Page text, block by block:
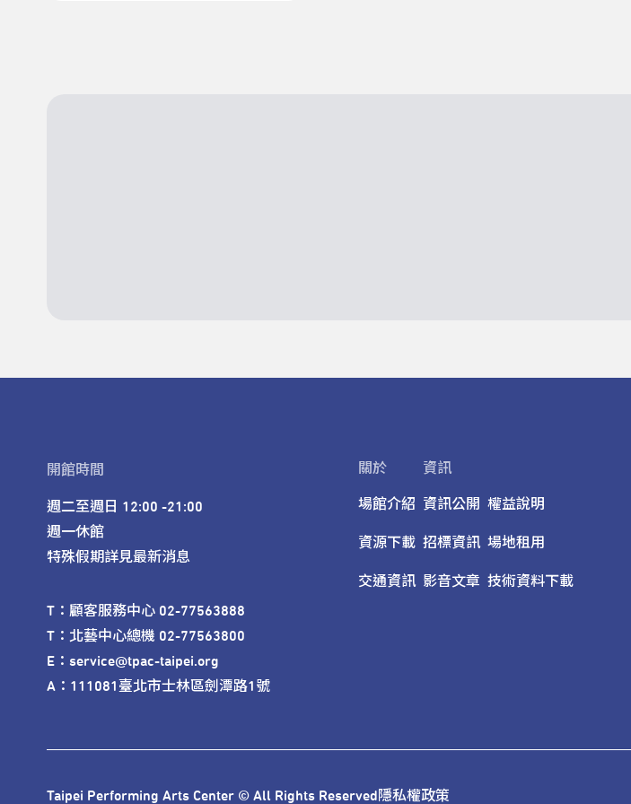
開館時間
週二至週日 12:00 -21:00
週一休館
特殊假期詳見最新消息
T：顧客服務中心 02-77563888
T：北藝中心總機 02-77563800
E：service@tpac-taipei.org
A：111081臺北市士林區劍潭路1號
關於
場館介紹
資源下載
交通資訊
資訊
資訊公開
招標資訊
影音文章
權益說明
場地租用
技術資料下載
Taipei Performing Arts Center © All Rights Reserved隱私權政策